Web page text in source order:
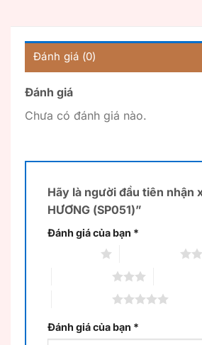
Đánh giá (0)
Đánh giá
Chưa có đánh giá nào.
Hãy là người đầu tiên nhận
HƯƠNG (SP051)”
Đánh giá của bạn *
Đánh giá của bạn *